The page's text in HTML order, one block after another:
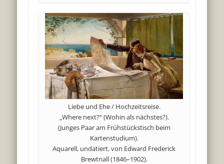
Liebe und Ehe / Hochzeitsreise.
„Where next?“ (Wohin als nächstes?).
(Junges Paar am Frühstückstisch beim
Kartenstudium).
Aquarell, undatiert, von Edward Frederick
Brewtnall (1846–1902).